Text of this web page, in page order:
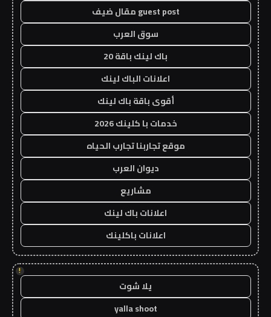
guest post مقال ضيف
سوق العرب
باك لينك باقة 20
اعلانات الباك لينك
أقوى باقة باك لينك
خدمات با كلينك 2026
موقع تجاربنا تجارب الحياه
ديوان العرب
مشاريع
اعلانات باك لينك
اعلانات باكلينك
!
يلا شوت
yalla shoot